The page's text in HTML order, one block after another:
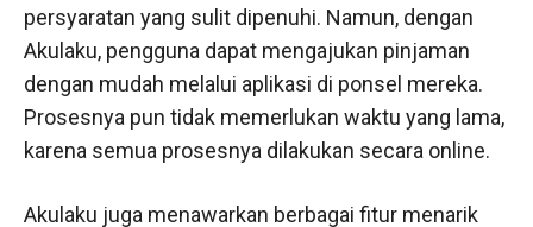
persyaratan yang sulit dipenuhi. Namun, dengan
Akulaku, pengguna dapat mengajukan pinjaman
dengan mudah melalui aplikasi di ponsel mereka.
Prosesnya pun tidak memerlukan waktu yang lama,
karena semua prosesnya dilakukan secara online.
Akulaku juga menawarkan berbagai fitur menarik